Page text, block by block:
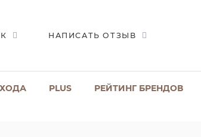
НАПИСАТЬ ОТЗЫВ
PLUS РЕЙТИНГ БРЕНДОВ